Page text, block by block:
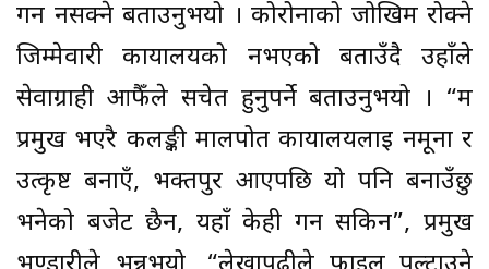
गर्न नसक्ने बताउनुभयो । कोरोनाको जोखिम रोक्ने
जिम्मेवारी कार्यालयको नभएको बताउँदै उहाँले
सेवाग्राही आफैँले सचेत हुनुपर्ने बताउनुभयो । “म
प्रमुख भएरै कलङ्की मालपोत कार्यालयलाई नमूना र
उत्कृष्ट बनाएँ, भक्तपुर आएपछि यो पनि बनाउँछु
भनेको बजेट छैन, यहाँ केही गर्न सकिन”, प्रमुख